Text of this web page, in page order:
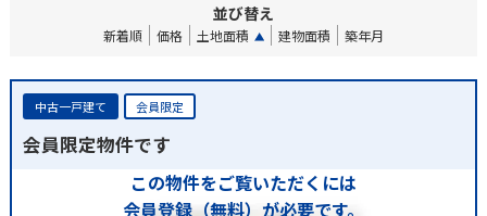
並び替え
新着順 価格 土地面積 建物面積 築年月
中古一戸建て 会員限定
会員限定物件です
この物件をご覧いただくには
会員登録（無料）が必要です。